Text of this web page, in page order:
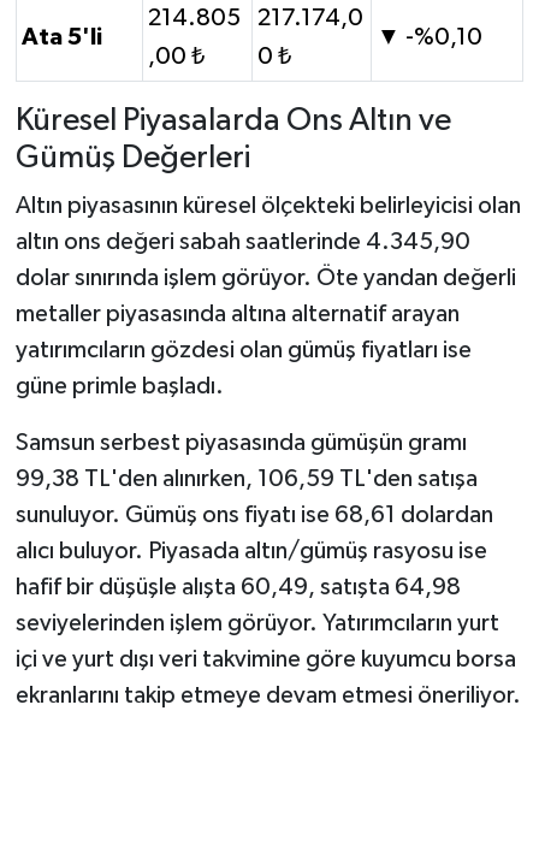
Ata 5'li
214.805
,00 ₺
217.174,0
0 ₺
▼ -%0,10
Küresel Piyasalarda Ons Altın ve
Gümüş Değerleri
Altın piyasasının küresel ölçekteki belirleyicisi olan
altın ons değeri sabah saatlerinde 4.345,90
dolar sınırında işlem görüyor. Öte yandan değerli
metaller piyasasında altına alternatif arayan
yatırımcıların gözdesi olan gümüş fiyatları ise
güne primle başladı.
Samsun serbest piyasasında gümüşün gramı
99,38 TL'den alınırken, 106,59 TL'den satışa
sunuluyor. Gümüş ons fiyatı ise 68,61 dolardan
alıcı buluyor. Piyasada altın/gümüş rasyosu ise
hafif bir düşüşle alışta 60,49, satışta 64,98
seviyelerinden işlem görüyor. Yatırımcıların yurt
içi ve yurt dışı veri takvimine göre kuyumcu borsa
ekranlarını takip etmeye devam etmesi öneriliyor.